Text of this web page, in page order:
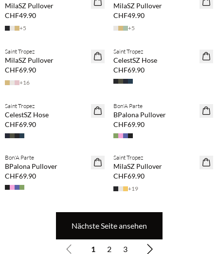
MilaSZ Pullover
CHF49.90
+5
MilaSZ Pullover
CHF49.90
+5
Saint Tropez
MilaSZ Pullover
CHF69.90
+16
Saint Tropez
CelestSZ Hose
CHF69.90
Saint Tropez
CelestSZ Hose
CHF69.90
Bon'A Parte
BPalona Pullover
CHF69.90
BASIC DEAL
Bon'A Parte
BPalona Pullover
CHF69.90
BASIC DEAL
Saint Tropez
MilaSZ Pullover
CHF69.90
+19
Nächste Seite ansehen
1 2 3